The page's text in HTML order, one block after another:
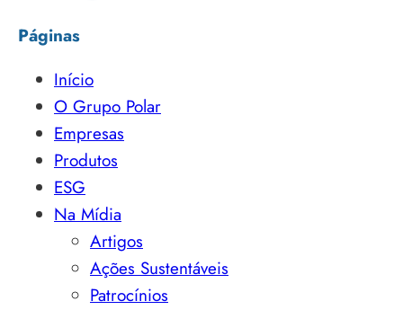
Páginas
Início
O Grupo Polar
Empresas
Produtos
ESG
Na Mídia
Artigos
Ações Sustentáveis
Patrocínios